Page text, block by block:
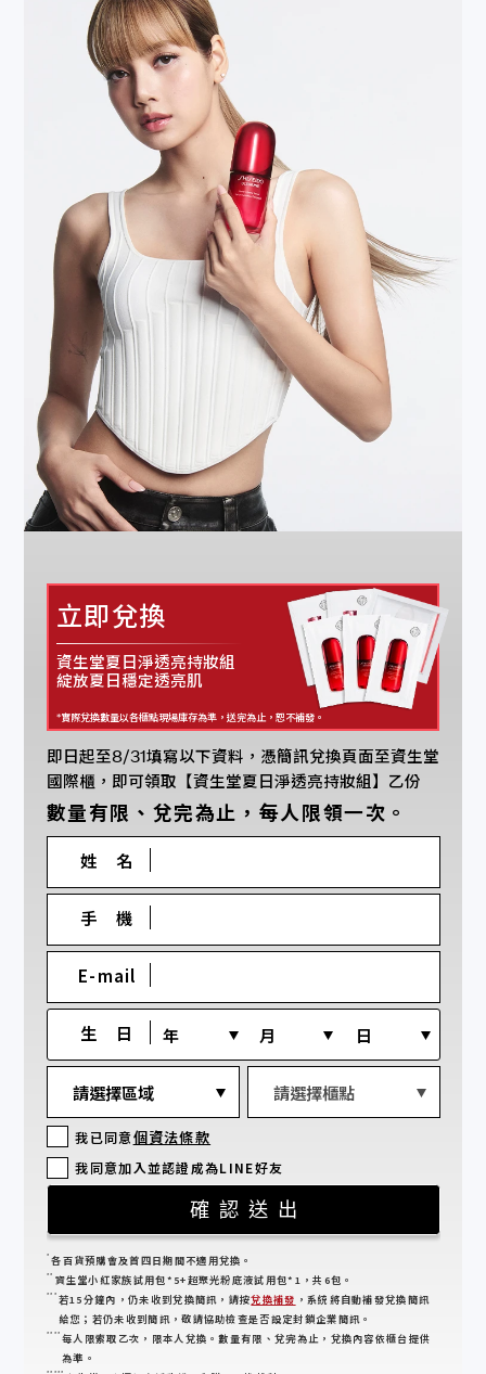
立即兌換
資生堂夏日淨透亮持妝組
綻放夏日穩定透亮肌
*實際兌換數量以各櫃點現場庫存為準，送完為止，恕不補發。
即日起至8/31填寫以下資料，憑簡訊兌換頁面至資生堂
國際櫃，即可領取【資生堂夏日淨透亮持妝組】乙份
數量有限、兌完為止，每人限領一次。